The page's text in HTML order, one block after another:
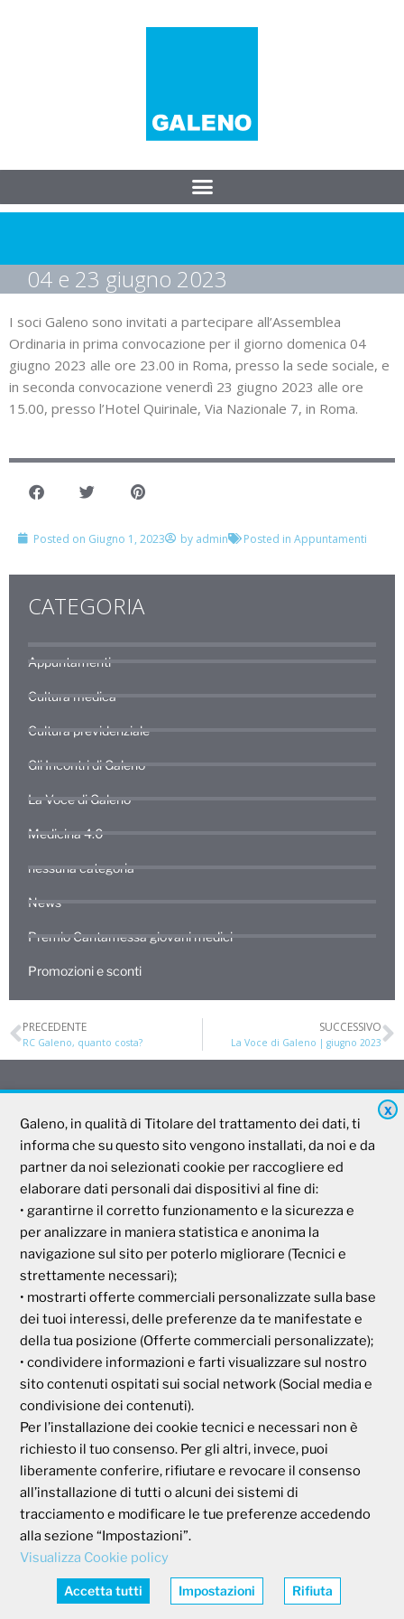
04 e 23 giugno 2023
I soci Galeno sono invitati a partecipare all’Assemblea
Ordinaria in prima convocazione per il giorno domenica 04
giugno 2023 alle ore 23.00 in Roma, presso la sede sociale, e
in seconda convocazione venerdì 23 giugno 2023 alle ore
15.00, presso l’Hotel Quirinale, Via Nazionale 7, in Roma.
Posted on Giugno 1, 2023 by admin Posted in Appuntamenti
CATEGORIA
Appuntamenti
Cultura medica
Cultura previdenziale
Gli Incontri di Galeno
La Voce di Galeno
Medicina 4.0
nessuna categoria
News
Premio Cantamessa giovani medici
Promozioni e sconti
PRECEDENTE
RC Galeno, quanto costa?
SUCCESSIVO
La Voce di Galeno | giugno 2023
Galeno
Società Mutua Cooperativa
Via Parigi, 11
00185 Roma
P.I e C.F. 04273791006
Tel. 800 99 93 83
Fax 06 44 24 87 05
e-mail:backoffice@cassagaleno.it
Informativa sul trattamento dei dati
Informativa sull’uso dei cookie
X
Galeno, in qualità di Titolare del trattamento dei dati, ti
informa che su questo sito vengono installati, da noi e da
partner da noi selezionati cookie per raccogliere ed
elaborare dati personali dai dispositivi al fine di:
• garantirne il corretto funzionamento e la sicurezza e
per analizzare in maniera statistica e anonima la
navigazione sul sito per poterlo migliorare (Tecnici e
strettamente necessari);
• mostrarti offerte commerciali personalizzate sulla base
dei tuoi interessi, delle preferenze da te manifestate e
della tua posizione (Offerte commerciali personalizzate);
• condividere informazioni e farti visualizzare sul nostro
sito contenuti ospitati sui social network (Social media e
condivisione dei contenuti).
Per l’installazione dei cookie tecnici e necessari non è
richiesto il tuo consenso. Per gli altri, invece, puoi
liberamente conferire, rifiutare e revocare il consenso
all’installazione di tutti o alcuni dei sistemi di
tracciamento e modificare le tue preferenze accedendo
alla sezione “Impostazioni”.
Visualizza Cookie policy
Accetta tutti Impostazioni Rifiuta